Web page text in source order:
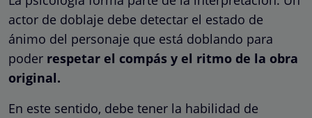
actor de doblaje debe detectar el estado de
ánimo del personaje que está doblando para
poder respetar el compás y el ritmo de la obra
original.
En este sentido, debe tener la habilidad de